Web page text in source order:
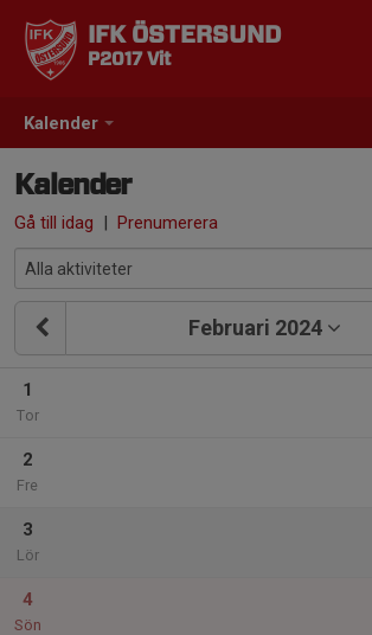
Kalender
IFK ÖSTERSUND
P2017 Vit
Kalender
Gå till idag | Prenumerera
Februari 2024
1
Tor
2
Fre
3
Lör
4
Sön